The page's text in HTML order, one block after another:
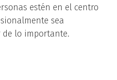
estén en el centro
sea
lo importante.